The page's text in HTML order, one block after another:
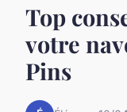
Top
votre
Pins